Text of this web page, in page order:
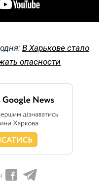
В Харькове стало
опасности